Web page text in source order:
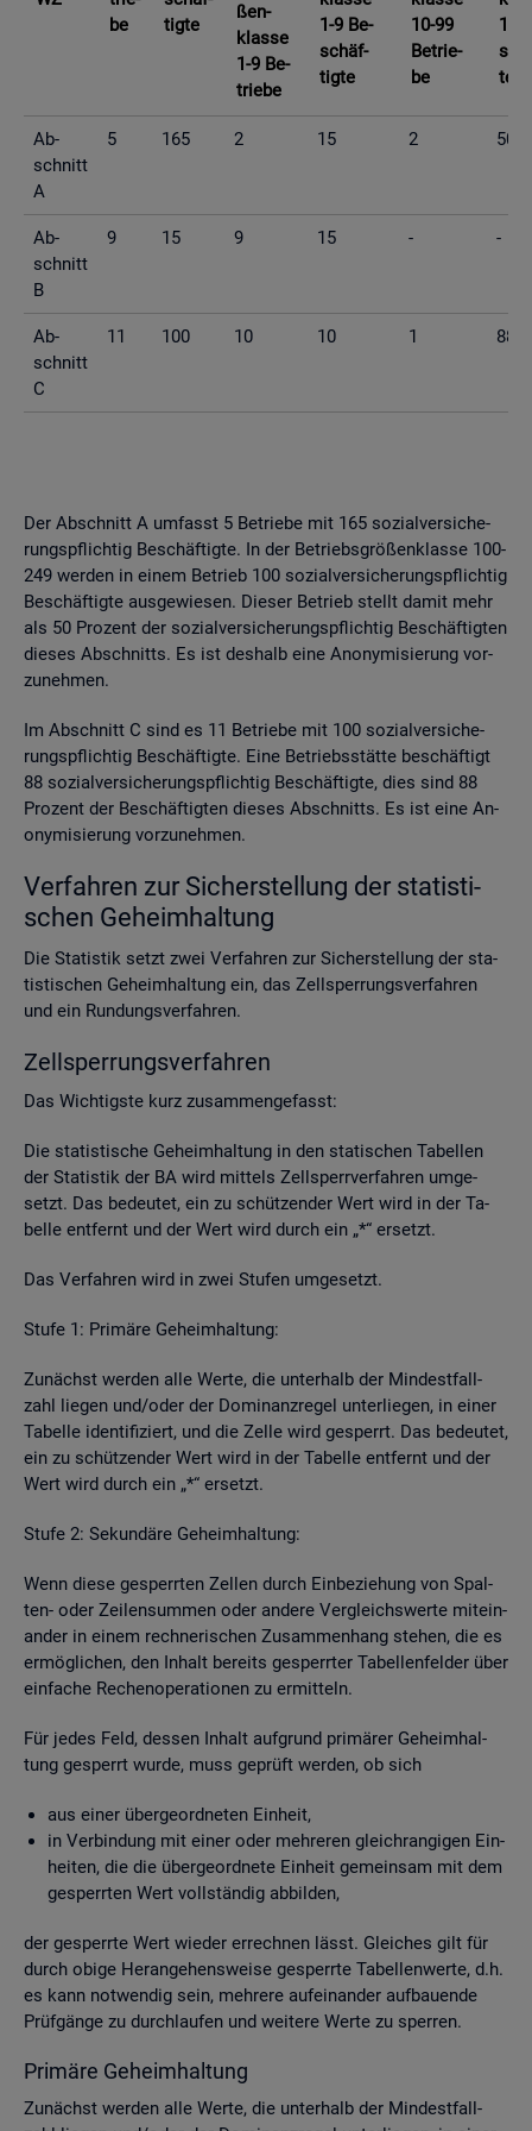
be
tig­te
ßen­
klas­se
1-9 Be­
trie­be
1-9 Be­
schäf­
tig­te
10-99
Be­trie­
be
10-
te
Ab­
schnitt
A
5 165 2 15 2 50
Ab­
schnitt
B
9 15 9 15 - -
Ab­
schnitt
C
11 100 10 10 1 88
Der Ab­schnitt A um­fasst 5 Be­trie­be mit 165 so­zi­al­ver­si­che­
rungs­pflich­tig Be­schäf­tig­te. In der Be­triebs­grö­ßen­klas­se 100-
249 wer­den in einem Be­trieb 100 so­zi­al­ver­si­che­rungs­pflich­tig
Be­schäf­tig­te aus­ge­wie­sen. Die­ser Be­trieb stellt damit mehr
als 50 Pro­zent der so­zi­al­ver­si­che­rungs­pflich­tig Be­schäf­tig­ten
die­ses Ab­schnitts. Es ist des­halb eine An­ony­mi­sie­rung vor­
zu­neh­men.
Im Ab­schnitt C sind es 11 Be­trie­be mit 100 so­zi­al­ver­si­che­
rungs­pflich­tig Be­schäf­tig­te. Eine Be­triebs­stät­te be­schäf­tigt
88 so­zi­al­ver­si­che­rungs­pflich­tig Be­schäf­tig­te, dies sind 88
Pro­zent der Be­schäf­tig­ten die­ses Ab­schnitts. Es ist eine An­
ony­mi­sie­rung vor­zu­neh­men.
Ver­fah­ren zur Si­cher­stel­lung der sta­tis­ti­
schen Ge­heim­hal­tung
Die Sta­tis­tik setzt zwei Ver­fah­ren zur Si­cher­stel­lung der sta­
tis­ti­schen Ge­heim­hal­tung ein, das Zell­sper­rungs­ver­fah­ren
und ein Run­dungs­ver­fah­ren.
Zell­sper­rungs­ver­fah­ren
Das Wich­tigs­te kurz zu­sam­men­ge­fasst:
Die sta­tis­ti­sche Ge­heim­hal­tung in den sta­ti­schen Ta­bel­len
der Sta­tis­tik der BA wird mit­tels Zell­sperr­ver­fah­ren um­ge­
setzt. Das be­deu­tet, ein zu schüt­zen­der Wert wird in der Ta­
bel­le ent­fernt und der Wert wird durch ein „*“ er­setzt.
Das Ver­fah­ren wird in zwei Stu­fen um­ge­setzt.
Stufe 1: Pri­mä­re Ge­heim­hal­tung:
Zu­nächst wer­den alle Werte, die un­ter­halb der Min­dest­fall­
zahl lie­gen und/oder der Do­mi­nanz­re­gel un­ter­lie­gen, in einer
Ta­bel­le iden­ti­fi­ziert, und die Zelle wird ge­sperrt. Das be­deu­tet,
ein zu schüt­zen­der Wert wird in der Ta­bel­le ent­fernt und der
Wert wird durch ein „*“ er­setzt.
Stufe 2: Se­kun­dä­re Ge­heim­hal­tung:
Wenn diese ge­sperr­ten Zel­len durch Ein­be­zie­hung von Spal­
ten- oder Zei­len­sum­men oder an­de­re Ver­gleichs­wer­te mit­ein­
an­der in einem rech­ne­ri­schen Zu­sam­men­hang ste­hen, die es
er­mög­li­chen, den In­halt be­reits ge­sperr­ter Ta­bel­len­fel­der über
ein­fa­che Re­chen­ope­ra­tio­nen zu er­mit­teln.
Für jedes Feld, des­sen In­halt auf­grund pri­mä­rer Ge­heim­hal­
tung ge­sperrt wurde, muss ge­prüft wer­den, ob sich
aus einer über­ge­ord­ne­ten Ein­heit,
in Ver­bin­dung mit einer oder meh­re­ren gleich­ran­gi­gen Ein­
hei­ten, die die über­ge­ord­ne­te Ein­heit ge­mein­sam mit dem
ge­sperr­ten Wert voll­stän­dig ab­bil­den,
der ge­sperr­te Wert wie­der er­rech­nen lässt. Glei­ches gilt für
durch obige Her­an­ge­hens­wei­se ge­sperr­te Ta­bel­len­wer­te, d.h.
es kann not­wen­dig sein, meh­re­re auf­ein­an­der auf­bau­en­de
Prüf­gän­ge zu durch­lau­fen und wei­te­re Werte zu sper­ren.
Pri­mä­re Ge­heim­hal­tung
Zu­nächst wer­den alle Werte, die un­ter­halb der Min­dest­fall­